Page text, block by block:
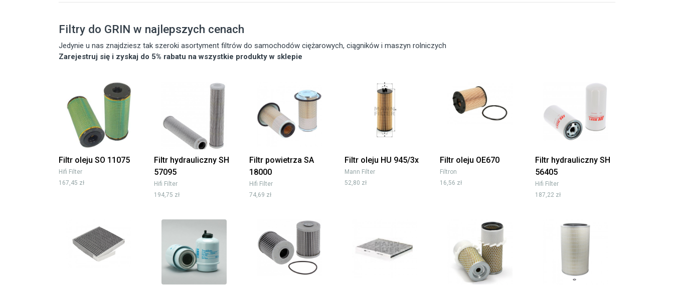
Filtry do GRIN w najlepszych cenach
Jedynie u nas znajdziesz tak szeroki asortyment filtrów do samochodów ciężarowych, ciągników i maszyn rolniczych
Zarejestruj się i zyskaj do 5% rabatu na wszystkie produkty w sklepie
Filtr oleju SO 11075
Hifi Filter
167,45 zł
Filtr hydrauliczny SH
57095
Hifi Filter
194,75 zł
Filtr powietrza SA
18000
Hifi Filter
74,69 zł
Filtr oleju HU 945/3x
Mann Filter
52,80 zł
Filtr oleju OE670
Filtron
16,56 zł
Filtr hydrauliczny SH
56405
Hifi Filter
187,22 zł